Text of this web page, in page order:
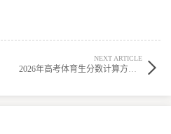
NEXT ARTICLE
2026年高考体育生分数计算方式及具体计算方法是什么